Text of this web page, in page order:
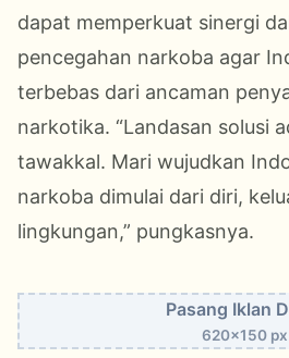
dapat memperkuat sinergi
pencegahan narkoba agar
terbebas dari ancaman
narkotika. “Landasan solusi
tawakkal. Mari wujudkan
narkoba dimulai dari diri,
lingkungan,” pungkasnya.
Pasang Iklan
620x150 px